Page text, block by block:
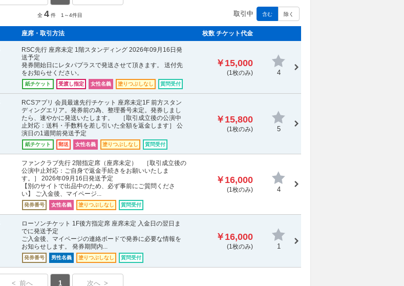
取引中 含む 除く
全 4 件 1～4件目
座席・取引方法 枚数 チケット代金
RSC先行 座席未定 1階スタンディング 2026年09月16日発
送予定
発券開始日にレタパプラスで発送させて頂きます。 送付先
をお知らせください。
紙チケット 受渡し指定 女性名義 塗りつぶしなし 質問受付
￥15,000
(1枚のみ) 4
RCSアプリ 会員最速先行チケット 座席未定1F 前方スタン
ディングエリア。発券前の為、整理番号未定。発券しまし
たら、速やかに発送いたします。 ［取引成立後の公演中
止対応：送料・手数料を差し引いた全額を返金します］ 公
演日の1週間前発送予定
紙チケット 郵送 女性名義 塗りつぶしなし 質問受付
￥15,800
(1枚のみ) 5
ファンクラブ先行 2階指定席（座席未定） ［取引成立後の
公演中止対応：ご自身で返金手続きをお願いいたしま
す。］ 2026年09月16日発送予定
【別のサイトで出品中のため、必ず事前にご質問くださ
い】 ご入金後、マイページ...
発券番号 女性名義 塗りつぶしなし 質問受付
￥16,000
(1枚のみ) 4
ローソンチケット 1F後方指定席 座席未定 入金日の翌日ま
でに発送予定
ご入金後、マイページの連絡ボードで発券に必要な情報を
お知らせします。 発券期間内...
発券番号 男性名義 塗りつぶしなし 質問受付
￥16,000
(1枚のみ) 1
< 前へ 1 次へ >